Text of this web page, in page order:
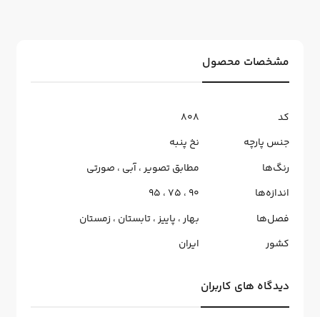
مشخصات محصول
کد
808
جنس پارچه
نخ پنبه
رنگ‌ها
مطابق تصویر،آبی ، صورتی
اندازه‌ها
90 ، 75 ، 95
فصل‌ها
بهار، پاییز،تابستان ، زمستان
کشور
ایران
دیدگاه های کاربران